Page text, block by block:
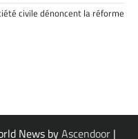
civile dénoncent la réforme
News byAscendoor |